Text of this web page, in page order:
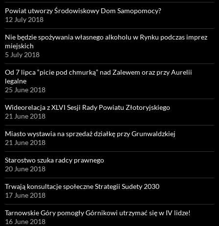
Powiat utworzy Środowiskowy Dom Samopomocy?
12 July 2018
Nie będzie spożywania własnego alkoholu w Rynku podczas imprez
miejskich
5 July 2018
Od 7 lipca “picie pod chmurką” nad Zalewem oraz przy Aurelii
legalne
25 June 2018
Wideorelacja z XLVI Sesji Rady Powiatu Złotoryjskiego
21 June 2018
Miasto wystawia na sprzedaż działkę przy Grunwaldzkiej
21 June 2018
Starostwo szuka radcy prawnego
20 June 2018
Trwają konsultacje społeczne Strategii Sudety 2030
17 June 2018
Tarnowskie Góry pomogły Górnikowi utrzymać się w IV lidze!
16 June 2018